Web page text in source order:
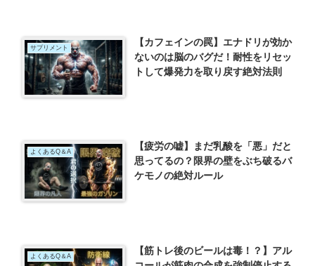
サプリメント
【カフェインの罠】エナドリが効か
ないのは脳のバグだ！耐性をリセッ
トして爆発力を取り戻す絶対法則
よくあるQ＆A
【疲労の嘘】まだ乳酸を「悪」だと
思ってるの？限界の壁をぶち破るバ
ケモノの絶対ルール
よくあるQ＆A
【筋トレ後のビールは毒！？】アル